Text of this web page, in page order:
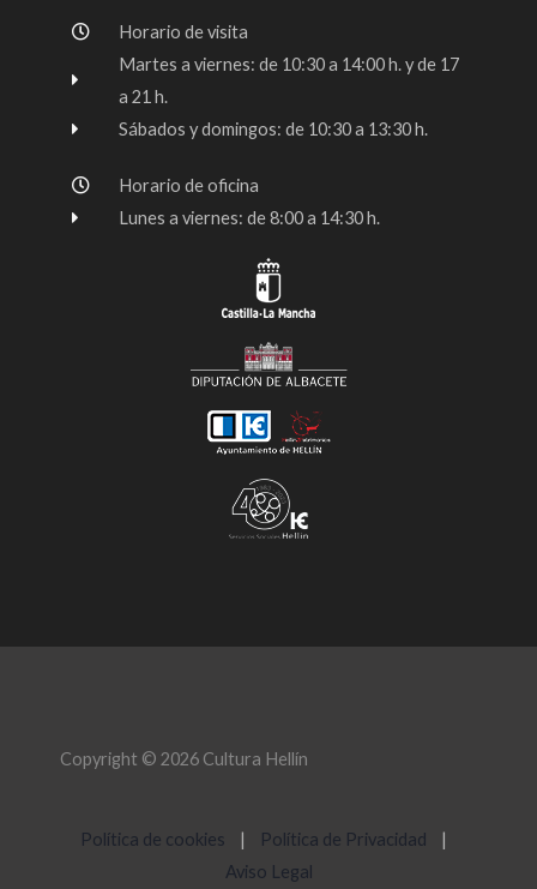
o
o
-
r
a
m
e
Horario de visita
Martes a viernes: de 10:30 a 14:00 h. y de 17
a 21 h.
Sábados y domingos: de 10:30 a 13:30 h.
Horario de oficina
Lunes a viernes: de 8:00 a 14:30 h.
Copyright © 2026 Cultura Hellín
Política de cookies | Política de Privacidad
|
Aviso Legal